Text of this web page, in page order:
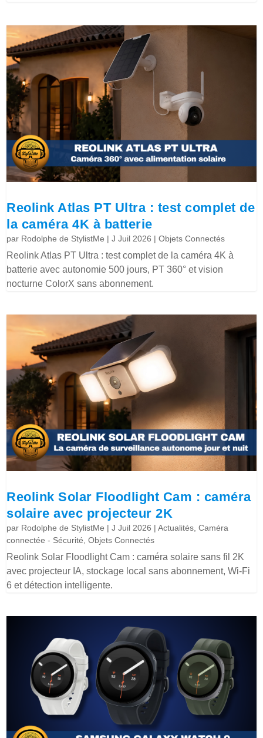
Reolink Atlas PT Ultra : test complet de
la caméra 4K à batterie
par Rodolphe de StylistMe |J Juil 2026 |Objets Connectés
Reolink Atlas PT Ultra : test complet de la caméra 4K à
batterie avec autonomie 500 jours, PT 360° et vision
nocturne ColorX sans abonnement.
Reolink Solar Floodlight Cam : caméra
solaire avec projecteur 2K
par Rodolphe de StylistMe |J Juil 2026 |Actualités ,Caméra
connectée - Sécurité ,Objets Connectés
Reolink Solar Floodlight Cam : caméra solaire sans fil 2K
avec projecteur IA, stockage local sans abonnement, Wi-Fi
6 et détection intelligente.